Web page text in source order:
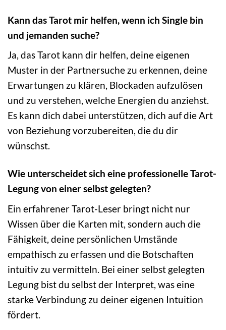
Kann das Tarot mir helfen, wenn ich Single bin
und jemanden suche?
Ja, das Tarot kann dir helfen, deine eigenen
Muster in der Partnersuche zu erkennen, deine
Erwartungen zu klären, Blockaden aufzulösen
und zu verstehen, welche Energien du anziehst.
Es kann dich dabei unterstützen, dich auf die Art
von Beziehung vorzubereiten, die du dir
wünschst.
Wie unterscheidet sich eine professionelle Tarot-
Legung von einer selbst gelegten?
Ein erfahrener Tarot-Leser bringt nicht nur
Wissen über die Karten mit, sondern auch die
Fähigkeit, deine persönlichen Umstände
empathisch zu erfassen und die Botschaften
intuitiv zu vermitteln. Bei einer selbst gelegten
Legung bist du selbst der Interpret, was eine
starke Verbindung zu deiner eigenen Intuition
fördert.